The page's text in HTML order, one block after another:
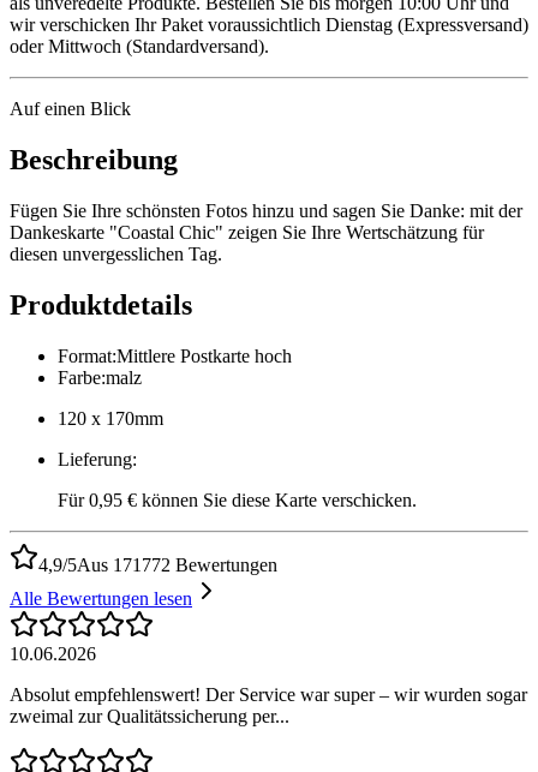
wir verschicken Ihr Paket voraussichtlich Dienstag (Expressversand)
oder Mittwoch (Standardversand).
Auf einen Blick
Beschreibung
Fügen Sie Ihre schönsten Fotos hinzu und sagen Sie Danke: mit der
Dankeskarte "Coastal Chic" zeigen Sie Ihre Wertschätzung für
diesen unvergesslichen Tag.
Produktdetails
Format:Mittlere Postkarte hoch
Farbe:malz
120 x 170mm
Lieferung:
Für 0,95 € können Sie diese Karte verschicken.
4,9/5Aus 171772 Bewertungen
Alle Bewertungen lesen
10.06.2026
Absolut empfehlenswert! Der Service war super – wir wurden sogar
zweimal zur Qualitätssicherung per...